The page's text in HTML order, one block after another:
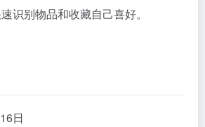
识别物品和收藏自己喜好。
日